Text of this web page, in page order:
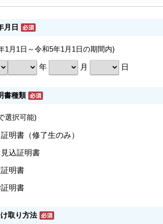
月日
1月1日～令和5年1月1日の期間内)
年 月 日
書種類
選択可能)
明書（修了生のみ）
込証明書
証明書
明書
取り方法